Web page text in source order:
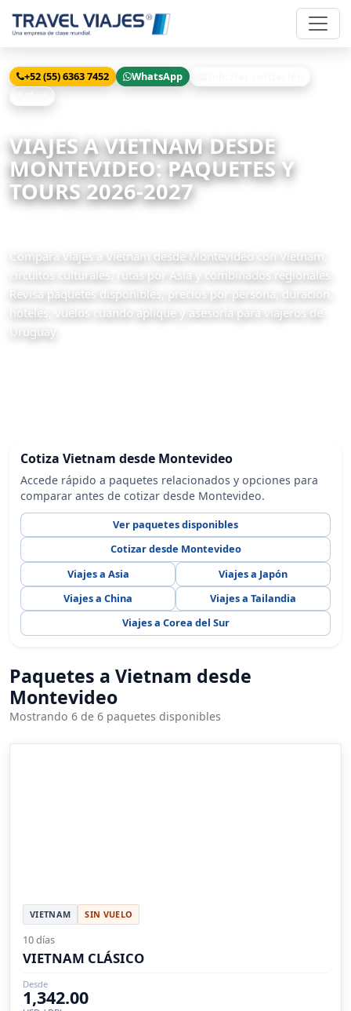
+52 (55) 6363 7452 WhatsApp
VIAJES A VIETNAM DESDE
MONTEVIDEO: PAQUETES Y
TOURS 2026-2027
Compara viajes a Vietnam desde Montevideo con Vietnam,
circuitos culturales, rutas por Asia y combinados regionales.
Revisa paquetes disponibles, precios por persona, duración,
hoteles, vuelos cuando aplique y asesoría para viajeros de
Uruguay.
Cotiza Vietnam desde Montevideo
Accede rápido a paquetes relacionados y opciones para
comparar antes de cotizar desde Montevideo.
Ver paquetes disponibles
Cotizar desde Montevideo
Viajes a Asia
Viajes a Japón
Viajes a China
Viajes a Tailandia
Viajes a Corea del Sur
Paquetes a Vietnam desde
Montevideo
Mostrando 6 de 6 paquetes disponibles
VIETNAM SIN VUELO
10 días
VIETNAM CLÁSICO
Desde
1,342.00